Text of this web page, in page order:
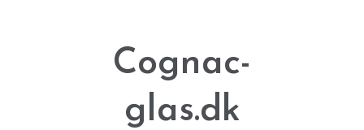
Cognac-
glas.dk